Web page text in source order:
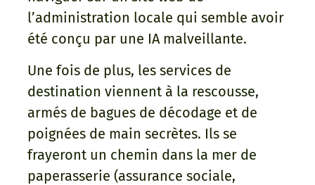
l’administration locale qui semble avoir
été conçu par une IA malveillante.
Une fois de plus, les services de
destination viennent à la rescousse,
armés de bagues de décodage et de
poignées de main secrètes. Ils se
frayeront un chemin dans la mer de
paperasserie (assurance sociale,